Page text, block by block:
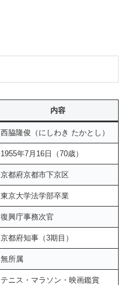
内容
西脇隆俊（にしわき たかとし）
1955年7月16日（70歳）
京都府京都市下京区
東京大学法学部卒業
復興庁事務次官
京都府知事（3期目）
無所属
テニス・マラソン・映画鑑賞